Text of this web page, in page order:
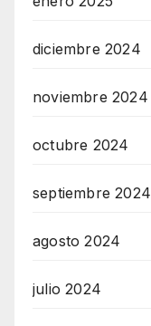
diciembre 2024
noviembre 2024
octubre 2024
septiembre 2024
agosto 2024
julio 2024